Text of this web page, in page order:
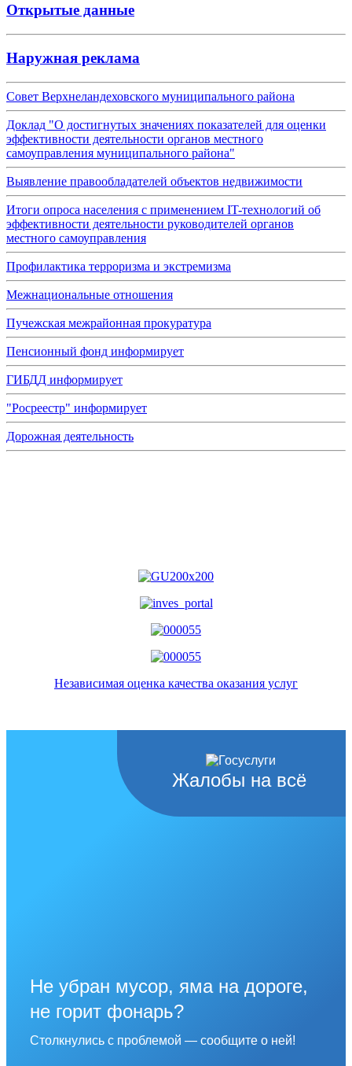
Открытые данные
Наружная реклама
Совет Верхнеландеховского муниципального района
Доклад "О достигнутых значениях показателей для оценки
эффективности деятельности органов местного
самоуправления муниципального района"
Выявление правообладателей объектов недвижимости
Итоги опроса населения с применением IT-технологий об
эффективности деятельности руководителей органов
местного самоуправления
Профилактика терроризма и экстремизма
Межнациональные отношения
Пучежская межрайонная прокуратура
Пенсионный фонд информирует
ГИБДД информирует
"Росреестр" информирует
Дорожная деятельность
Независимая оценка качества оказания услуг
Жалобы на всё
Не убран мусор, яма на дороге,
не горит фонарь?
Столкнулись с проблемой — сообщите о ней!